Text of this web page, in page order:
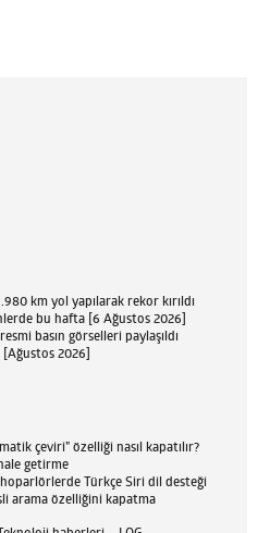
km yol yapılarak rekor kırıldı
bu hafta [6 Ağustos 2026]
basın görselleri paylaşıldı
[Ağustos 2026]
çeviri” özelliği nasıl kapatılır?
getirme
hoparlörlerde Türkçe Siri dil desteği
arama özelliğini kapatma